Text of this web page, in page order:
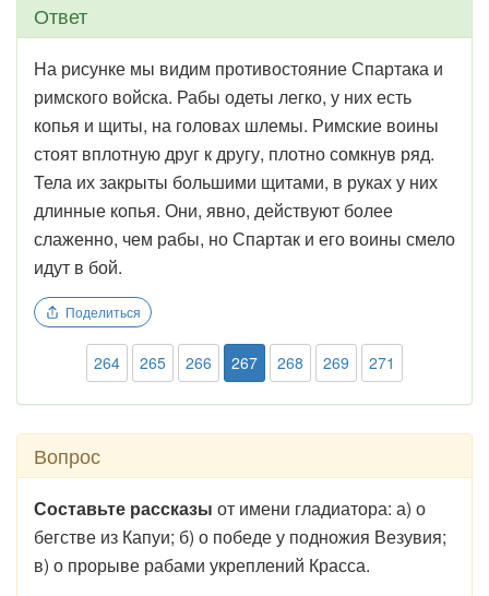
Ответ
На рисунке мы видим противостояние Спартака и
римского войска. Рабы одеты легко, у них есть
копья и щиты, на головах шлемы. Римские воины
стоят вплотную друг к другу, плотно сомкнув ряд.
Тела их закрыты большими щитами, в руках у них
длинные копья. Они, явно, действуют более
слаженно, чем рабы, но Спартак и его воины смело
идут в бой.
Поделиться
264 265 266 267 268 269 271
Вопрос
Составьте рассказы от имени гладиатора: а) о
бегстве из Капуи; б) о победе у подножия Везувия;
в) о прорыве рабами укреплений Красса.